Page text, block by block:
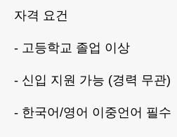
자격 요건
- 고등학교 졸업 이상
- 신입 지원 가능 (경력 무관)
- 한국어/영어 이중언어 필수